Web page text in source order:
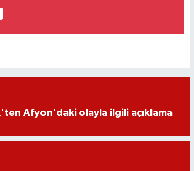
Afyon'daki olayla ilgili açıklama